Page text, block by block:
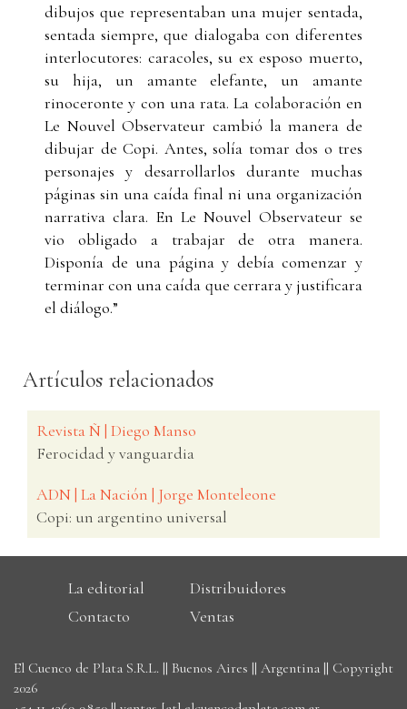
dibujos que representaban una mujer sentada,
sentada siempre, que dialogaba con diferentes
interlocutores: caracoles, su ex esposo muerto,
su hija, un amante elefante, un amante
rinoceronte y con una rata. La colaboración en
Le Nouvel Observateur cambió la manera de
dibujar de Copi. Antes, solía tomar dos o tres
personajes y desarrollarlos durante muchas
páginas sin una caída final ni una organización
narrativa clara. En Le Nouvel Observateur se
vio obligado a trabajar de otra manera.
Disponía de una página y debía comenzar y
terminar con una caída que cerrara y justificara
el diálogo.”
Artículos relacionados
Revista Ñ | Diego Manso
Ferocidad y vanguardia
ADN | La Nación | Jorge Monteleone
Copi: un argentino universal
La editorial
Distribuidores
Contacto
Ventas
El Cuenco de Plata S.R.L. || Buenos Aires || Argentina || Copyright
2026